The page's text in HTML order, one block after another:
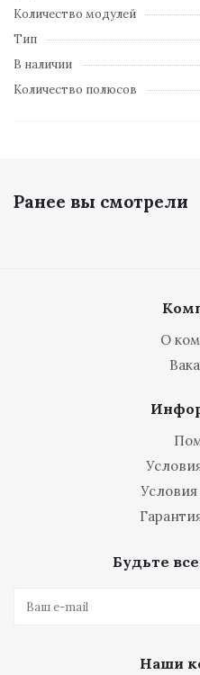
Количество модулей
Тип
В наличии
Количество полюсов
Ранее вы смотрели
О
Условия
Будьте
Наши